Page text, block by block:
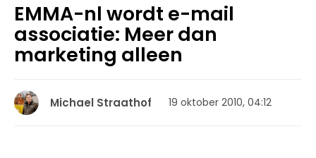
EMMA-nl wordt e-mail
associatie: Meer dan
marketing alleen
Michael Straathof 19 oktober 2010, 04:12